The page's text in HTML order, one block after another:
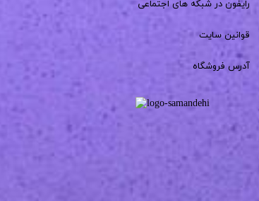
رایفون در شبکه های اجتماعی
قوانین سایت
آدرس فروشگاه